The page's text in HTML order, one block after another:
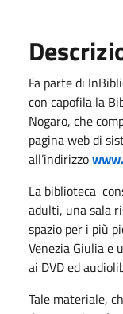
Fa parte di
con capofila la
Nogaro, che
pagina web di
all’indirizzo
La biblioteca
adulti, una sala
spazio per i più
Venezia Giulia e
ai DVD ed
Tale materiale,